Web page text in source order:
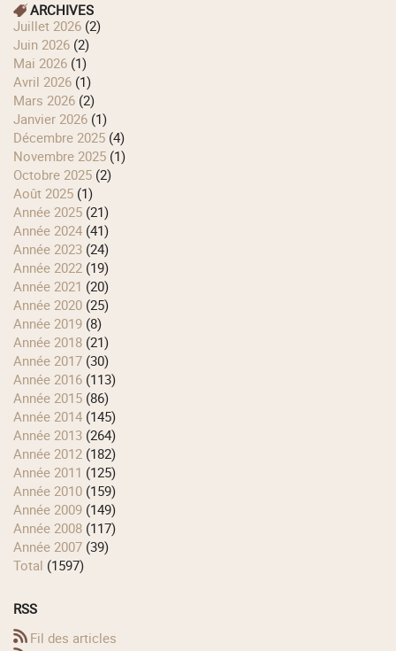
ARCHIVES
juillet 2026 (2)
juin 2026 (2)
mai 2026 (1)
avril 2026 (1)
mars 2026 (2)
janvier 2026 (1)
décembre 2025 (4)
novembre 2025 (1)
octobre 2025 (2)
août 2025 (1)
année 2025 (21)
année 2024 (41)
année 2023 (24)
année 2022 (19)
année 2021 (20)
année 2020 (25)
année 2019 (8)
année 2018 (21)
année 2017 (30)
année 2016 (113)
année 2015 (86)
année 2014 (145)
année 2013 (264)
année 2012 (182)
année 2011 (125)
année 2010 (159)
année 2009 (149)
année 2008 (117)
année 2007 (39)
total (1597)
RSS
Fil des articles